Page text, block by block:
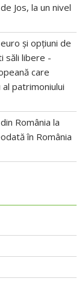
Jos, la un nivel
și opțiuni de
săli libere -
care
patrimoniului
România la
în România